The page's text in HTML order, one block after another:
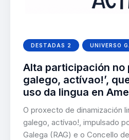
DESTADAS 2 UNIVERSO
Alta participación no
galego, actívao!’,
uso da lingua en
O proxecto de dinamización
galego, actívao!, impulsado
Galega (RAG) e o Concello